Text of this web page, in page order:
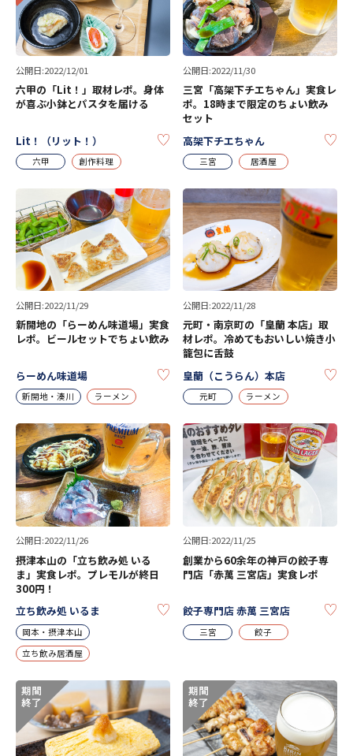
公開日:2022/12/01
六甲の「Lit！」取材レポ。身体
が喜ぶ小鉢とパスタを届ける
Lit！（リット！） KEEP
六甲 創作料理
公開日:2022/11/30
三宮「高架下チエちゃん」実食レ
ポ。18時まで限定のちょい飲み
セット
高架下チエちゃん
三宮 居酒屋
公開日:2022/11/29
新開地の「らーめん味道場」実食
レポ。ビールセットでちょい飲み
らーめん味道場 KEEP
新開地・湊川 ラーメン
公開日:2022/11/28
元町・南京町の「皇蘭 本店」取
材レポ。冷めてもおいしい焼き小
籠包に舌鼓
皇蘭（こうらん）本店
元町 ラーメン
公開日:2022/11/26
摂津本山の「立ち飲み処 いる
ま」実食レポ。プレモルが終日
300円！
立ち飲み処 いるま
KEEP
岡本・摂津本山
立ち飲み居酒屋
公開日:2022/11/25
創業から60余年の神戸の餃子専
門店「赤萬 三宮店」実食レポ
餃子専門店 赤萬 三宮店
三宮 餃子